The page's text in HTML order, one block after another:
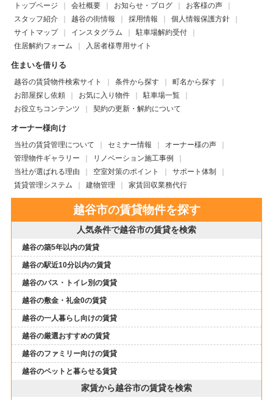
トップページ 会社概要 お知らせ・ブログ
お客様の声
スタッフ紹介
越谷の街情報 採用情報
個人情報保護方針
サイトマップ
インスタグラム
駐車場解約受付
住居解約フォーム
入居者様専用サイト
住まいを借りる
越谷の賃貸物件検索サイト 条件から探す
町名から探す
お部屋探し依頼
お気に入り物件
駐車場一覧
お役立ちコンテンツ
契約の更新・解約について
オーナー様向け
当社の賃貸管理について セミナー情報
オーナー様の声
管理物件ギャラリー
リノベーション施工事例
当社が選ばれる理由
空室対策のポイント
サポート体制
賃貸管理システム
建物管理 家賃回収業務代行
越谷市の賃貸物件を探す
人気条件で越谷市の賃貸を検索
越谷の築5年以内の賃貸
越谷の駅近10分以内の賃貸
越谷のバス・トイレ別の賃貸
越谷の敷金・礼金0の賃貸
越谷の一人暮らし向けの賃貸
越谷の厳選おすすめの賃貸
越谷のファミリー向けの賃貸
越谷のペットと暮らせる賃貸
家賃から越谷市の賃貸を検索